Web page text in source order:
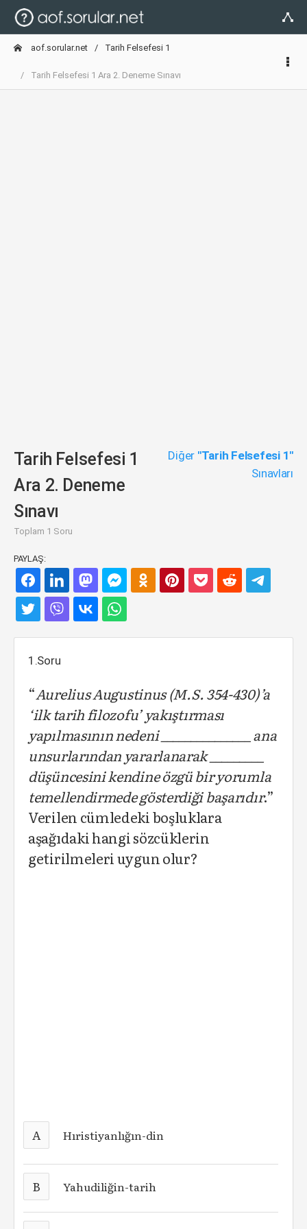
aof.sorular.net Tarih Felsefesi 1
Tarih Felsefesi 1 Ara 2. Deneme Sınavı
Tarih Felsefesi 1
Ara 2. Deneme
Sınavı
Toplam 1 Soru
Diğer "Tarih Felsefesi 1"
Sınavları
PAYLAŞ:
1.Soru
“Aurelius Augustinus (M.S. 354-430)’a
‘ilk tarih filozofu’ yakıştırması
yapılmasının nedeni _______________ ana
unsurlarından yararlanarak _________
düşüncesini kendine özgü bir yorumla
temellendirmede gösterdiği başarıdır.”
Verilen cümledeki boşluklara
aşağıdaki hangi sözcüklerin
getirilmeleri uygun olur?
A Hıristiyanlığın-din
B Yahudiliğin-tarih